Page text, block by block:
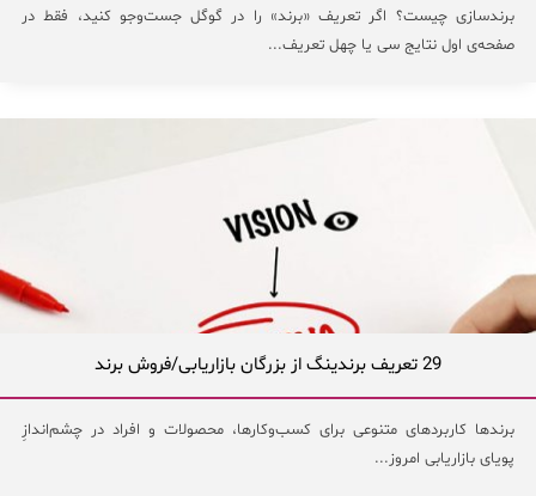
برندسازی چیست؟ اگر تعریف «برند» را در گوگل جست‌وجو کنید، فقط در
صفحه‌ی اول نتایج سی یا چهل تعریف...
29 تعریف برندینگ از بزرگان بازاریابی/فروش برند
برندها کاربردهای متنوعی برای کسب‌وکارها، محصولات و افراد در چشم‌اندازِ
پویای بازاریابی امروز...